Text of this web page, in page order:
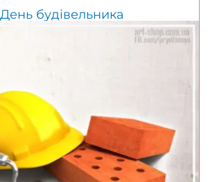
День будівельника